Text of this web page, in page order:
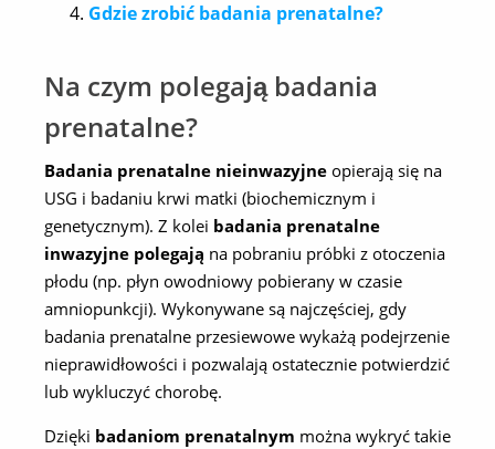
Gdzie zrobić badania prenatalne?
Na czym polegają badania
prenatalne?
Badania prenatalne nieinwazyjne opierają się na
USG i badaniu krwi matki (biochemicznym i
genetycznym). Z kolei badania prenatalne
inwazyjne polegają na pobraniu próbki z otoczenia
płodu (np. płyn owodniowy pobierany w czasie
amniopunkcji). Wykonywane są najczęściej, gdy
badania prenatalne przesiewowe wykażą podejrzenie
nieprawidłowości i pozwalają ostatecznie potwierdzić
lub wykluczyć chorobę.
Dzięki badaniom prenatalnym można wykryć takie